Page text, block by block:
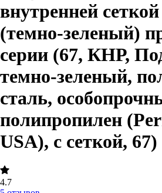
внутренней
(темно-зеленый)
серии (67, КНР,
темно-зеленый,
сталь,
полипропилен
USA), с сеткой, 67)
4.7